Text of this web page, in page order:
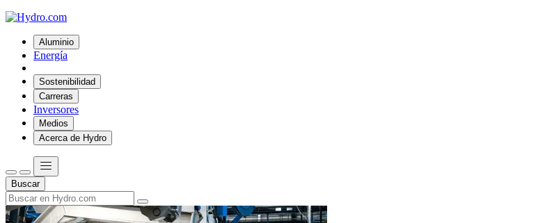
Aluminio
Energía
Sostenibilidad
Carreras
Inversores
Medios
Acerca de Hydro
Buscar